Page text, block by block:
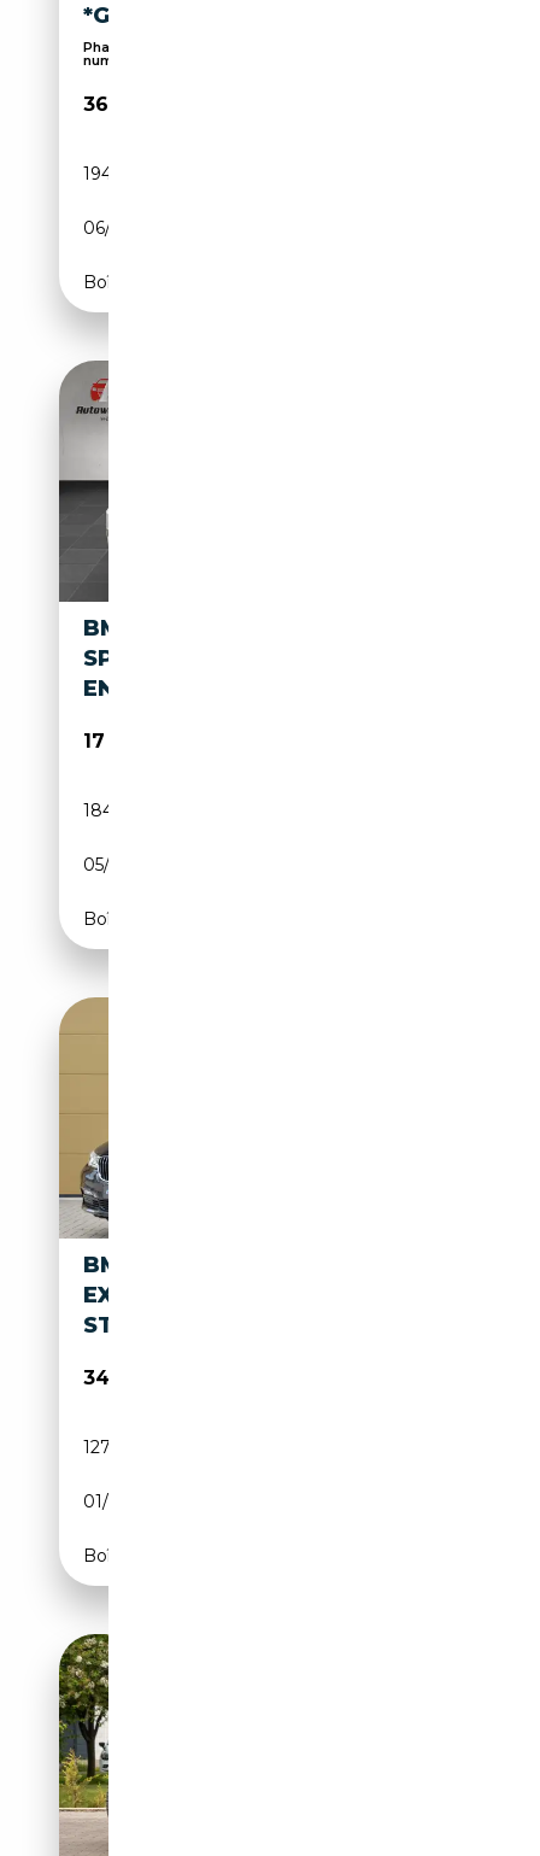
*GARANTIE*FINANZIERUNG*
Phares laser, Écran multifonction entièrement
numé...
36 990€
194 312 km
06/2019
Boîte automatique
BMW 740 D XDRIVE M-
SPORTPAKET*LEDER*FOND
ENTERTAINMEN
17 299€
184 760 km
05/2011
Boîte automatique
BMW 740 7-SERIE 740I HIGH
EXECUTIVE * SCHUIFDAK *
STOELMAS
34 950€
127 964 km
01/2018
Boîte automatique